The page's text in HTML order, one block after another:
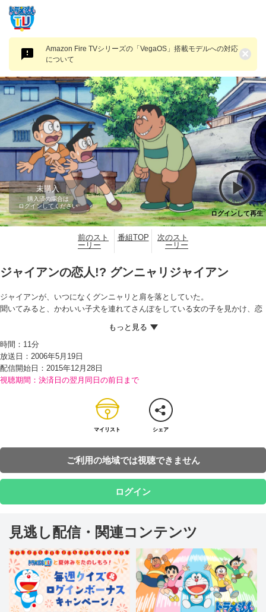
Amazon Fire TVシリーズの「VegaOS」搭載モデルへの対応
について
×
未購入
購入済の場合は
ログインしてください
ログインして再生
前のスト
ーリー
番組TOP
次のスト
ーリー
ジャイアンの恋人!? グンニャリジャイアン
ジャイアンが、いつになくグンニャリと肩を落としていた。
聞いてみると、かわいい子犬を連れてさんぽをしている女の子を見かけ、恋
意中の女の子と友だちになりたいジャイアンは、3時間以内になんとかしろ
と、のび太とスネ夫に命令する。
スネ夫がいち早く、その女の子をよびだし、ジャイアンのことを「町のヒー
ローだ」と紹介しようとしているのを見た、のび太とドラえもん。ウソがつ
けなくなる道具『ウラオモテックス』を、スネ夫のせなかに貼りつけて…!?
時間： 11分
放送日：2006年5月19日
配信開始日： 2015年12月28日
視聴期間：決済日の翌月同日の前日まで
マイリスト シェア
ご利用の地域では視聴できません
ログイン
見逃し配信・関連コンテンツ